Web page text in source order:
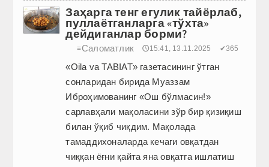
Заҳарга тенг егулик тайёрлаб,
пуллаётганларга «тўхта»
дейдиганлар борми?
≡Саломатлик 🕔15:41, 13.11.2025 ✔365
«Oila va TABIAT» газетасининг ўтган
сонларидан бирида Муаззам
Иброҳимованинг «Ош бўлмасин!»
сарлавҳали мақоласини зўр бир қизиқиш
билан ўқиб чиқдим. Мақолада
тамаддихоналарда кечаги овқатдан
чиққан ёғни қайта яна овқатга ишлатиш